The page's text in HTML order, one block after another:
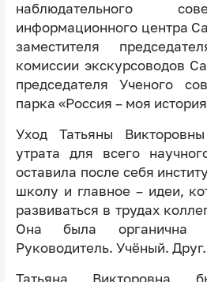
наблюдательного
информационного центра
заместителя
комиссии экскурсоводов
председателя Ученого
парка «Россия – моя
Уход Татьяны
утрата для всего
оставила после себя
школу и главное – идеи,
развиваться в трудах
Она была
Руководитель. Учёный.
Татьяна Викторовна